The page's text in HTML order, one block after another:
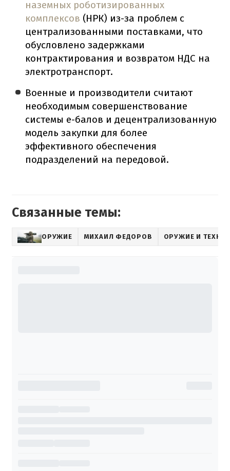
наземных роботизированных
комплексов (НРК) из-за проблем с
централизованными поставками, что
обусловлено задержками
контрактирования и возвратом НДС на
электротранспорт.
Военные и производители считают
необходимым совершенствование
системы е-балов и децентрализованную
модель закупки для более
эффективного обеспечения
подразделений на передовой.
Связанные темы:
ОРУЖИЕ МИХАИЛ ФЕДОРОВ ОРУЖИЕ И